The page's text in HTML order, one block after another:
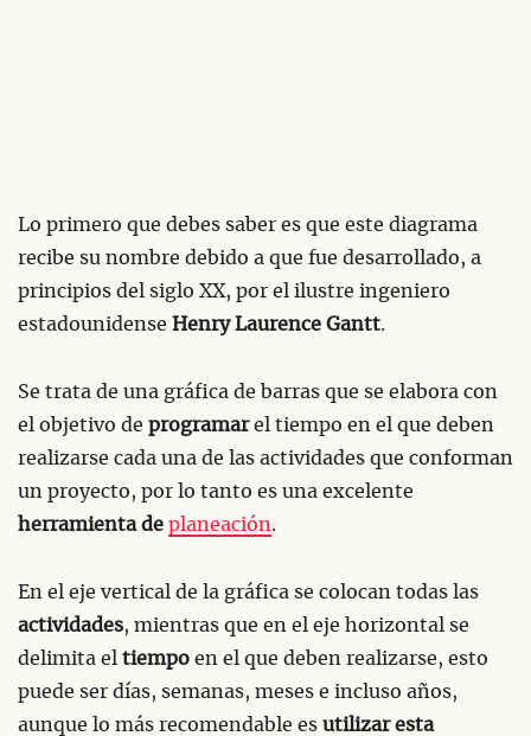
Lo primero que debes saber es que este diagrama
recibe su nombre debido a que fue desarrollado, a
principios del siglo XX, por el ilustre ingeniero
estadounidense Henry Laurence Gantt.
Se trata de una gráfica de barras que se elabora con
el objetivo de programarel tiempo en el que deben
realizarse cada una de las actividades que conforman
un proyecto, por lo tanto es una excelente
herramienta de planeación.
En el eje vertical de la gráfica se colocan todas las
actividades, mientras que en el eje horizontal se
delimita el tiempo en el que deben realizarse, esto
puede ser días, semanas, meses e incluso años,
aunque lo más recomendable es utilizar esta